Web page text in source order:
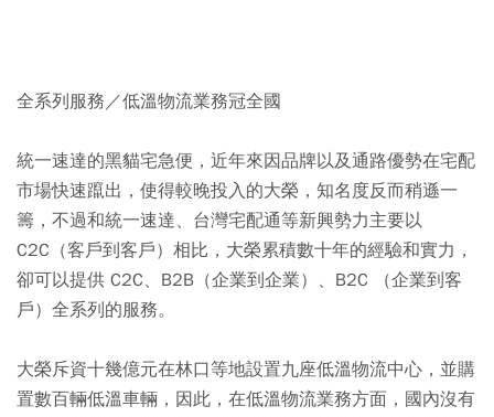
全系列服務／低溫物流業務冠全國
統一速達的黑貓宅急便，近年來因品牌以及通路優勢在宅配
市場快速躥出，使得較晚投入的大榮，知名度反而稍遜一
籌，不過和統一速達、台灣宅配通等新興勢力主要以
C2C（客戶到客戶）相比，大榮累積數十年的經驗和實力，
卻可以提供 C2C、B2B（企業到企業）、B2C （企業到客
戶）全系列的服務。
大榮斥資十幾億元在林口等地設置九座低溫物流中心，並購
置數百輛低溫車輛，因此，在低溫物流業務方面，國內沒有